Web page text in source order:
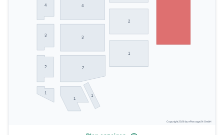
1
1
2
2
3
3
4
4
1
1
2
Copyright 2026 by ePassage24 GmbH